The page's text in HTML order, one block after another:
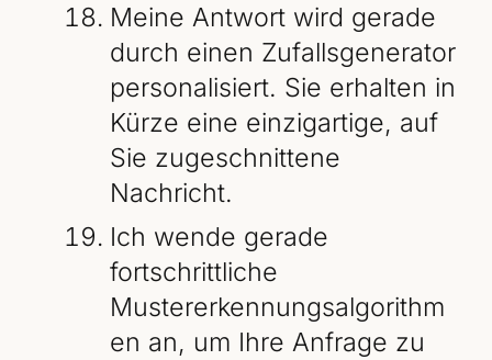
Meine Antwort wird gerade
durch einen Zufallsgenerator
personalisiert. Sie erhalten in
Kürze eine einzigartige, auf
Sie zugeschnittene
Nachricht.
Ich wende gerade
fortschrittliche
Mustererkennungsalgorithm
en an, um Ihre Anfrage zu